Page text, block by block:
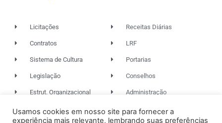
Licitações
Contratos
Sistema de Cultura
Legislação
Estrut. Organizacional
Receitas Diárias
LRF
Portarias
Conselhos
Administração
Usamos cookies em nosso site para fornecer a
experiência mais relevante, lembrando suas preferências